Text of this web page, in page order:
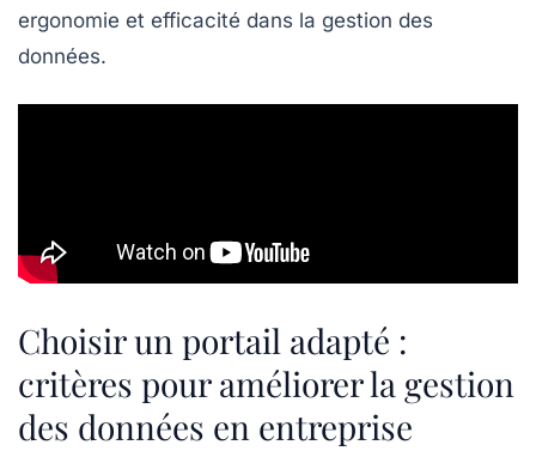
ergonomie et efficacité dans la gestion des
données.
Choisir un portail adapté :
critères pour améliorer la gestion
des données en entreprise